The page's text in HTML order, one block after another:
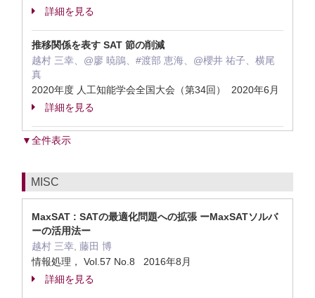
詳細を見る
推移関係を表す SAT 節の削減
越村 三幸、@廖 暁鵑、#渡部 恵海、@櫻井 祐子、横尾
真
2020年度 人工知能学会全国大会（第34回） 2020年6月
詳細を見る
▼全件表示
MISC
MaxSAT : SATの最適化問題への拡張 ーMaxSATソルバ
ーの活用法ー
越村 三幸, 藤田 博
情報処理， Vol.57 No.8 2016年8月
詳細を見る